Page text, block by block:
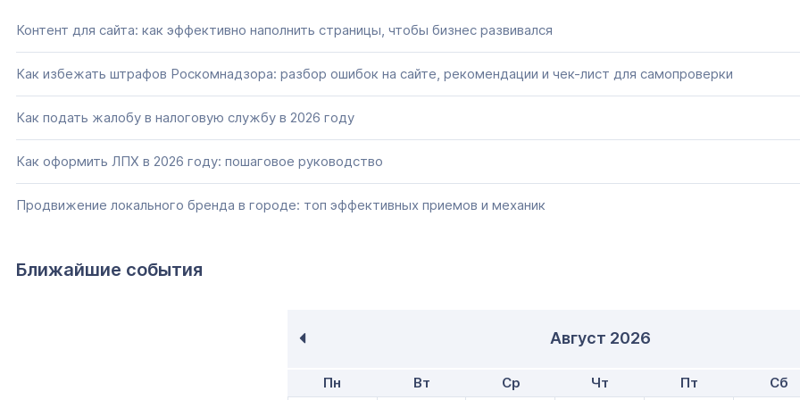
Контент для сайта: как эффективно наполнить страницы, чтобы бизнес развивался
Как избежать штрафов Роскомнадзора: разбор ошибок на сайте, рекомендации и чек-лист для самопроверки
Как подать жалобу в налоговую службу в 2026 году
Как оформить ЛПХ в 2026 году: пошаговое руководство
Продвижение локального бренда в городе: топ эффективных приемов и механик
Ближайшие события
Август 2026
Пн Вт Ср Чт Пт Сб